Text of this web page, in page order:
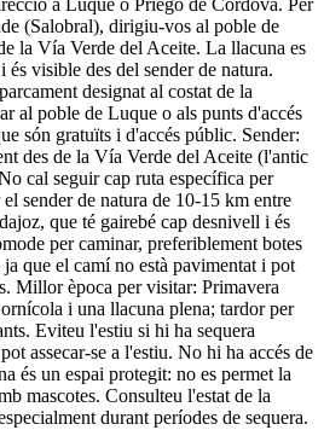
a Luque o Priego de Còrdova. Per
(Salobral), dirigiu-vos al poble de
la Vía Verde del Aceite. La llacuna es
visible des del sender de natura.
designat al costat de la
al poble de Luque o als punts d'accés
són gratuïts i d'accés públic. Sender:
des de la Vía Verde del Aceite (l'antic
cal seguir cap ruta específica per
sender de natura de 10-15 km entre
que té gairebé cap desnivell i és
per caminar, preferiblement botes
que el camí no està pavimentat i pot
Millor època per visitar: Primavera
i una llacuna plena; tardor per
Eviteu l'estiu si hi ha sequera
assecar-se a l'estiu. No hi ha accés de
és un espai protegit: no es permet la
mascotes. Consulteu l'estat de la
durant períodes de sequera.